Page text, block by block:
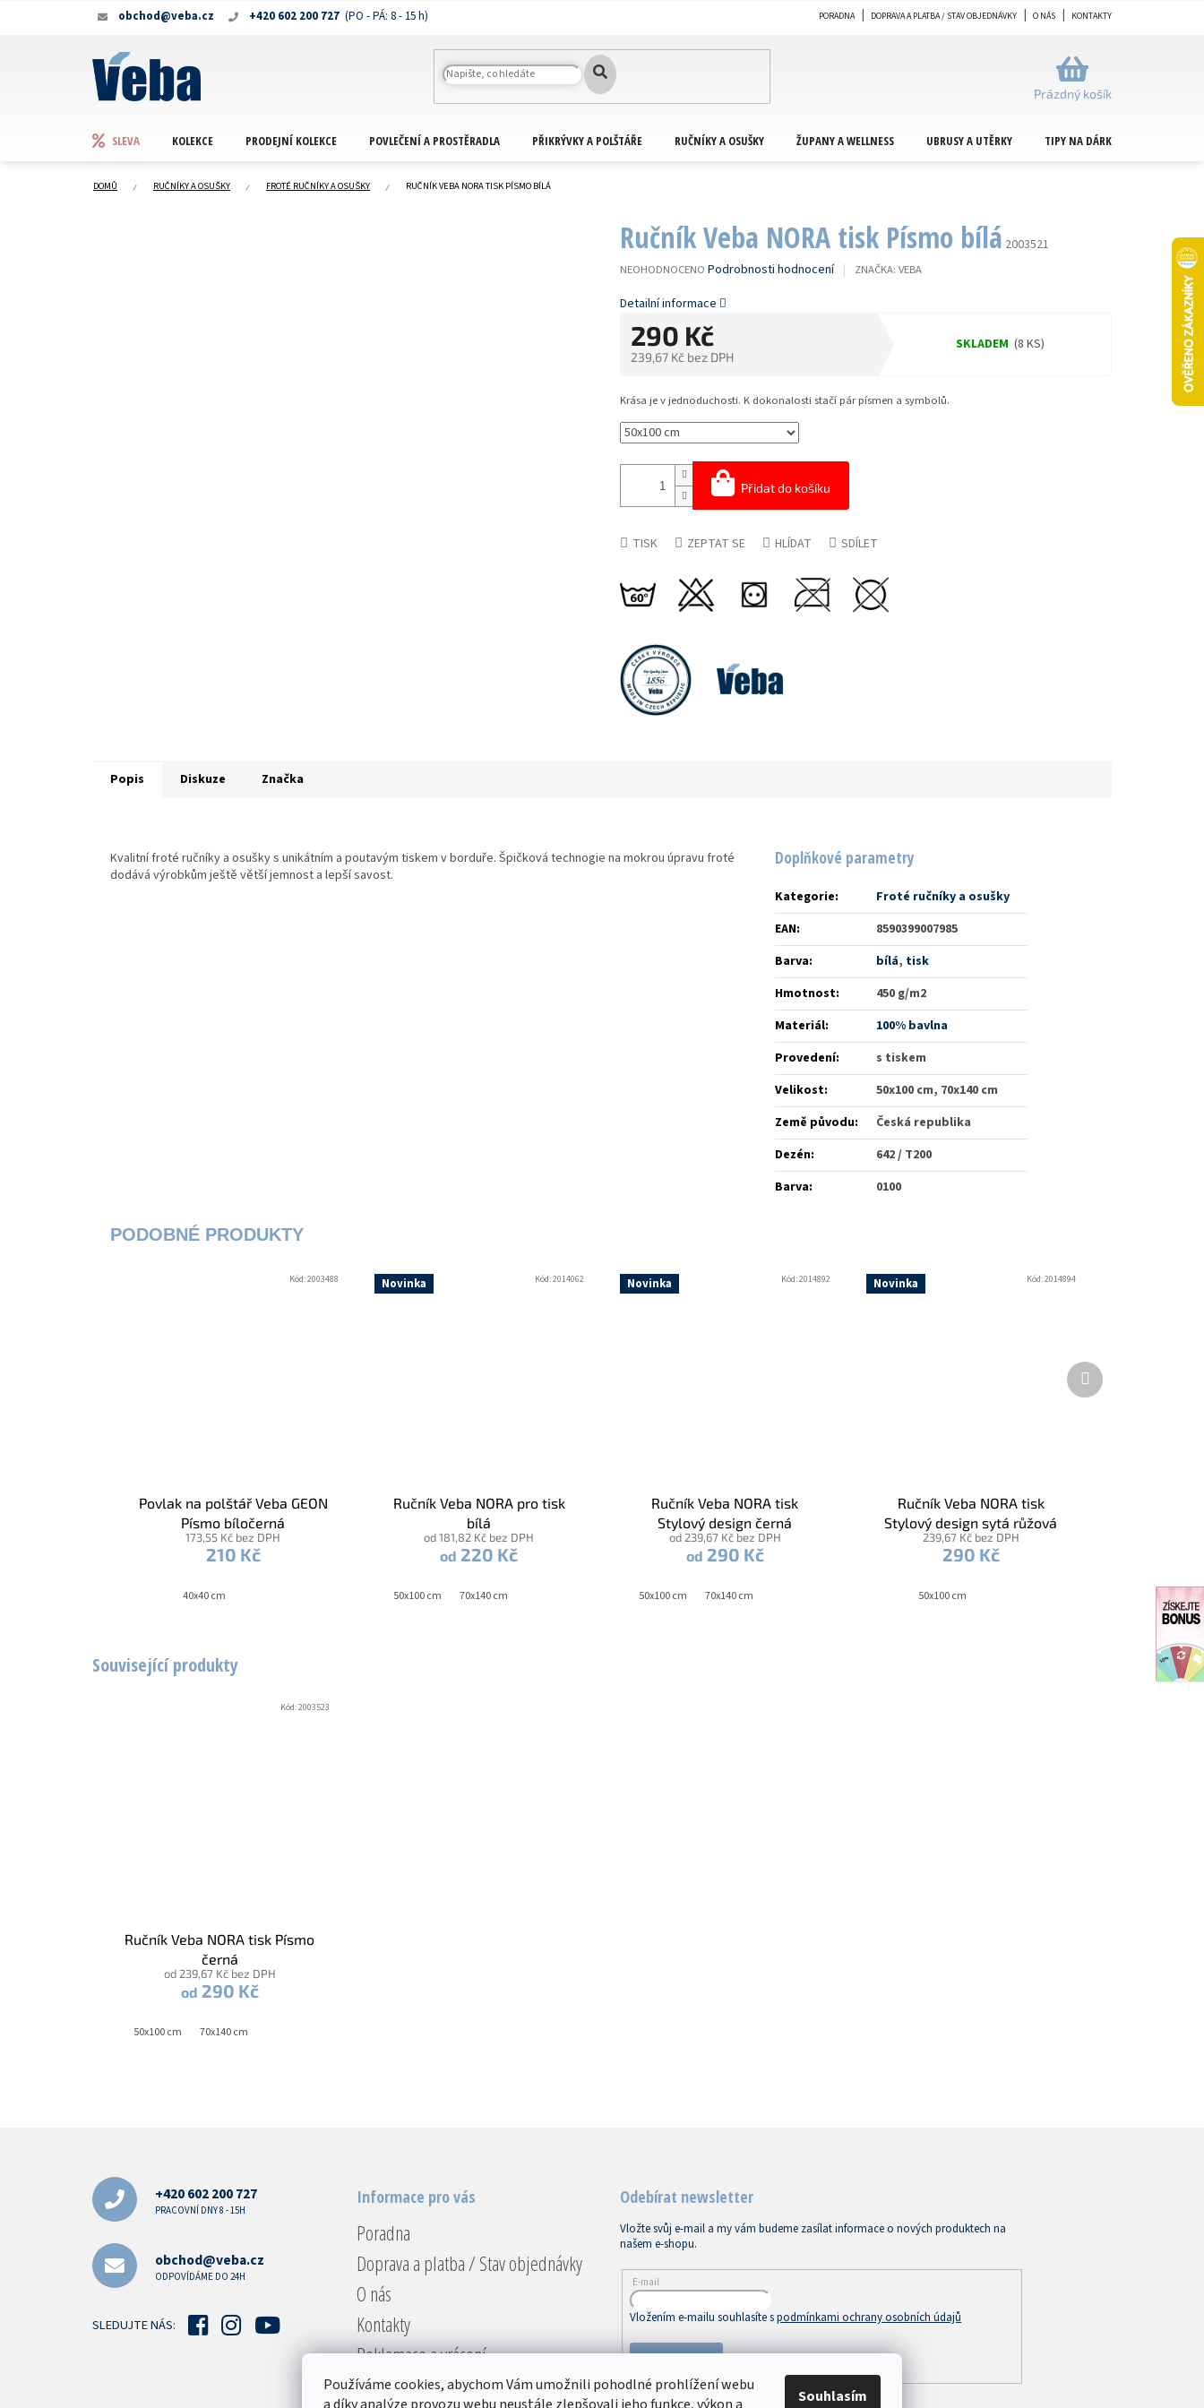
Používáme cookies, abychom Vám umožnili pohodlné prohlížení webu
Souhlasím
+420 602 200 727
obchod@veba.cz PORADNA DOPRAVA A PLATBA / STAV OBJEDNÁVKY O NÁS KONTAKTY
NÁKUPNÍ
KOŠÍK
Prázdný košík
SLEVA KOLEKCE PRODEJNÍ KOLEKCE POVLEČENÍ A PROSTĚRADLA PŘIKRÝVKY A POLŠTÁŘE RUČNÍKY A OSUŠKY ŽUPANY A WELLNESS UBRUSY A UTĚRKY TIPY NA DÁRKY
DOMŮ RUČNÍKY A OSUŠKY FROTÉ RUČNÍKY A OSUŠKY RUČNÍK VEBA NORA TISK PÍSMO BÍLÁ
Ručník Veba NORA tisk Písmo bílá 2003521
PRŮMĚRNÉ
PRODUKTU
0,0
NEOHODNOCENO Podrobnosti hodnocení ZNAČKA: VEBA
290 Kč
239,67 Kč bez DPH
cena:
SKLADEM (8 KS)
Přidat do košíku
Krása je v jednoduchosti. K dokonalosti stačí pár písmen a symbolů.
Detailní informace
TISK ZEPTAT SE HLÍDAT SDÍLET
Související produkty
Ručník Veba NORA tisk Písmo
černá
od 239,67 Kč bez DPH
od 290 Kč
50x100 cm 70x140 cm
Kód:2003523
Popis Diskuze Značka
Kvalitní froté ručníky a osušky s unikátním a poutavým tiskem v borduře. Špičková technogie na mokrou úpravu froté
dodává výrobkům ještě větší jemnost a lepší savost.
Doplňkové parametry
Kategorie:
Froté ručníky a osušky
EAN:
8590399007985
Barva: bílá, tisk
Hmotnost:
450 g/m2
Materiál:
100% bavlna
Provedení:
s tiskem
Velikost:
50x100 cm, 70x140 cm
Země původu:
Česká republika
Dezén:
642 / T200
Barva: 0100
Povlak na polštář Veba GEON
Písmo bíločerná
173,55 Kč bez DPH
210 Kč
40x40 cm
Kód:2003488 Novinka
Ručník Veba NORA pro tisk
bílá
od 181,82 Kč bez DPH
od 220 Kč
50x100 cm 70x140 cm
Kód:2014062 Novinka
Ručník Veba NORA tisk
Stylový design černá
od 239,67 Kč bez DPH
od 290 Kč
50x100 cm 70x140 cm
Kód:2014892 Novinka
Ručník Veba NORA tisk
Stylový design sytá růžová
239,67 Kč bez DPH
290 Kč
50x100 cm
Kód:2014894
Další
produkt
+420 602 200 727
PRACOVNÍ DNY 8 - 15H
obchod@veba.cz
ODPOVÍDÁME DO 24H
SLEDUJTE NÁS:
Informace pro vás
Poradna
Doprava a platba / Stav objednávky
O nás
Kontakty
Reklamace a vrácení
Obchodní podmínky
Odebírat newsletter
Vložte svůj e-mail a my vám budeme zasílat informace o nových produktech na
našem e-shopu.
E-mail
Vložením e-mailu souhlasíte spodmínkami ochrany osobních údajů